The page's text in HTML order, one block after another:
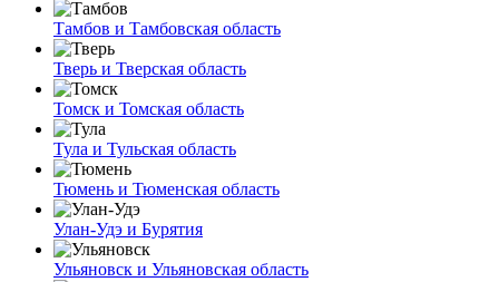
Тамбов и Тамбовская область
Тверь и Тверская область
Томск и Томская область
Тула и Тульская область
Тюмень и Тюменская область
Улан-Удэ и Бурятия
Ульяновск и Ульяновская область